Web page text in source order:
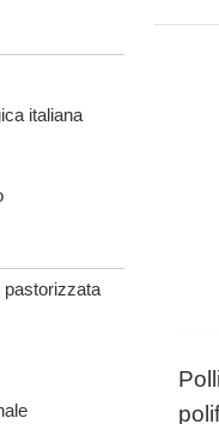
italiana
pastorizzata